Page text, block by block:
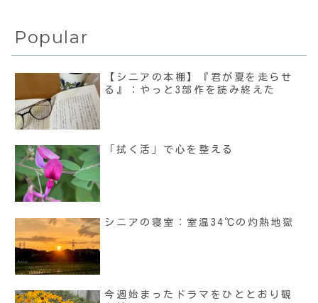
Popular
【シニアの本棚】『君が夏を走らせ
る』：やっと3部作を読み終えた
「拭く活」で心を整える
シニアの寝室：室温34℃の灼熱地獄
今週始まったドラマをひととおり観